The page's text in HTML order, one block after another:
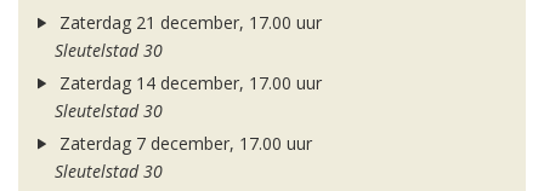
Zaterdag 21 december, 17.00 uur
Sleutelstad 30
Zaterdag 14 december, 17.00 uur
Sleutelstad 30
Zaterdag 7 december, 17.00 uur
Sleutelstad 30